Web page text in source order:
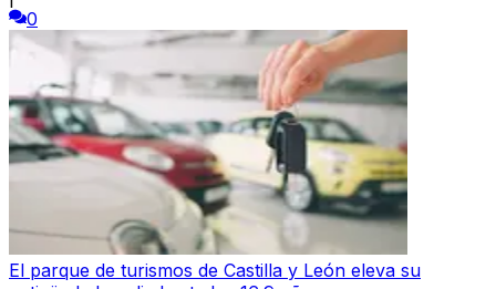
0
El parque de turismos de Castilla y León eleva su